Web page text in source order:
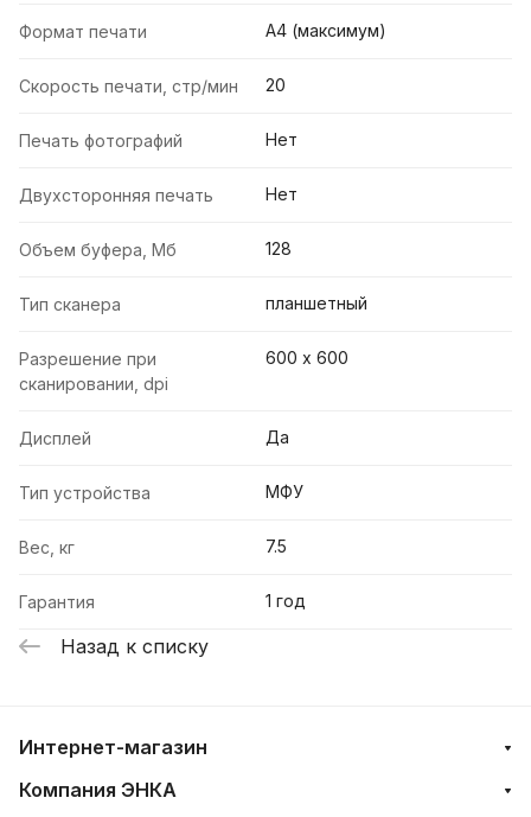
Формат печати А4 (максимум)
Скорость печати, стр/мин 20
Печать фотографий Нет
Двухсторонняя печать Нет
Объем буфера, Мб 128
Тип сканера планшетный
Разрешение при
сканировании, dpi
600 х 600
Дисплей Да
Тип устройства МФУ
Вес, кг 7.5
Гарантия 1 год
Назад к списку
Интернет-магазин
Компания ЭНКА